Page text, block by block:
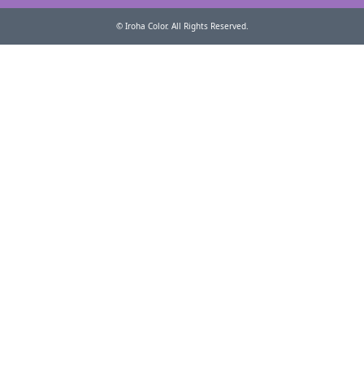
© Iroha Color. All Rights Reserved.